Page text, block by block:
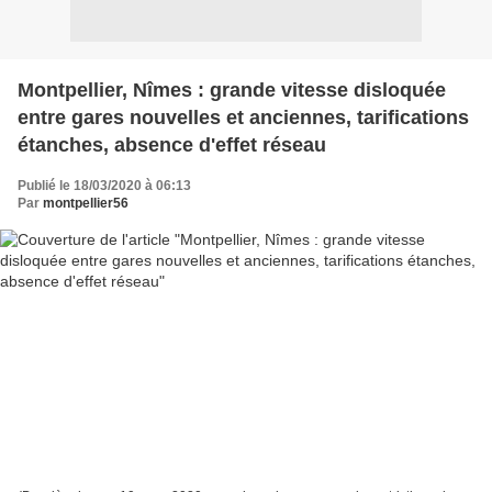
Montpellier, Nîmes : grande vitesse disloquée
entre gares nouvelles et anciennes, tarifications
étanches, absence d'effet réseau
Publié le 18/03/2020 à 06:13
Par montpellier56